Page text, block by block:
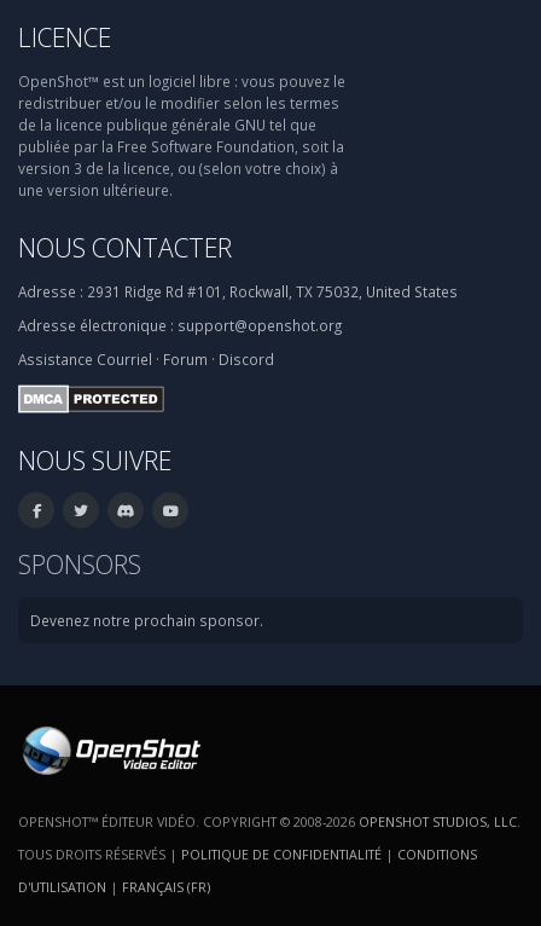
LICENCE
OpenShot™ est un logiciel libre : vous pouvez le
redistribuer et/ou le modifier selon les termes
de la licence publique générale GNU tel que
publiée par la Free Software Foundation, soit la
version 3 de la licence, ou (selon votre choix) à
une version ultérieure.
NOUS CONTACTER
Adresse : 2931 Ridge Rd #101, Rockwall, TX 75032, United States
Adresse électronique : support@openshot.org
Assistance Courriel · Forum · Discord
NOUS SUIVRE
SPONSORS
Devenez notre prochain sponsor.
OPENSHOT™ ÉDITEUR VIDÉO. COPYRIGHT © 2008-2026 OPENSHOT STUDIOS, LLC
TOUS DROITS RÉSERVÉS | POLITIQUE DE CONFIDENTIALITÉ | CONDITIONS
D'UTILISATION | FRANÇAIS (FR)